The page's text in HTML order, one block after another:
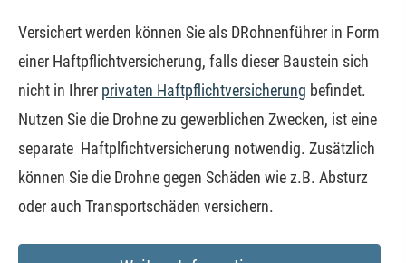
Versichert werden können Sie als DRohnenführer in Form
einer Haft­pflichtversicherung, falls dieser Baustein sich
nicht in Ihrer privaten Haft­pflichtversicherung befindet.
Nutzen Sie die Drohne zu gewerblichen Zwecken, ist eine
separate Haftplfichtversicherung notwendig. Zusätzlich
können Sie die Drohne gegen Schäden wie z.B. Absturz
oder auch Transportschäden ver­sichern.